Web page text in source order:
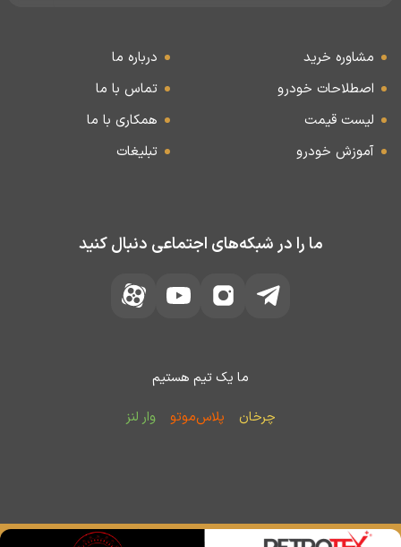
مشاوره خرید
اصطلاحات خودرو
لیست قیمت
آموزش خودرو
درباره ما
تماس با ما
همکاری با ما
تبلیغات
ما را در شبکه‌های اجتماعی دنبال کنید
ما یک تیم هستیم
چرخان
پلاس‌موتو وار لنز
کلیه حقوق مادی و معنوی این وب‌سایت برای پایگاه خبری چرخان محفوظ